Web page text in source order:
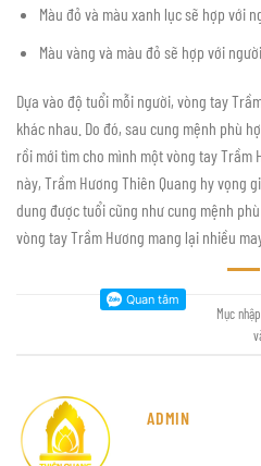
Màu đỏ và màu xanh lục sẽ hợp với
Màu vàng và màu đỏ sẽ hợp với
Dựa vào độ tuổi mỗi người, vòng tay
khác nhau. Do đó, sau cung mệnh phù
rồi mới tìm cho mình một vòng tay Trầm
này, Trầm Hương Thiên Quang hy vọng
dung được tuổi cũng như cung mệnh
vòng tay Trầm Hương mang lại nhiều
Mục
ADMIN